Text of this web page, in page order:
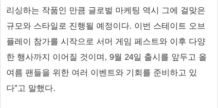
리싱하는 작품인 만큼 글로벌 마케팅 역시 그에 걸맞은
규모와 스타일로 진행될 예정이다. 이번 스테이트 오브
플레이 참가를 시작으로 서머 게임 페스트와 이후 다양
한 행사까지 이어질 것이며, 9월 24일 출시를 앞두고 올
여름 팬들을 위한 여러 이벤트와 기회를 준비하고 있
다”고 말했다.